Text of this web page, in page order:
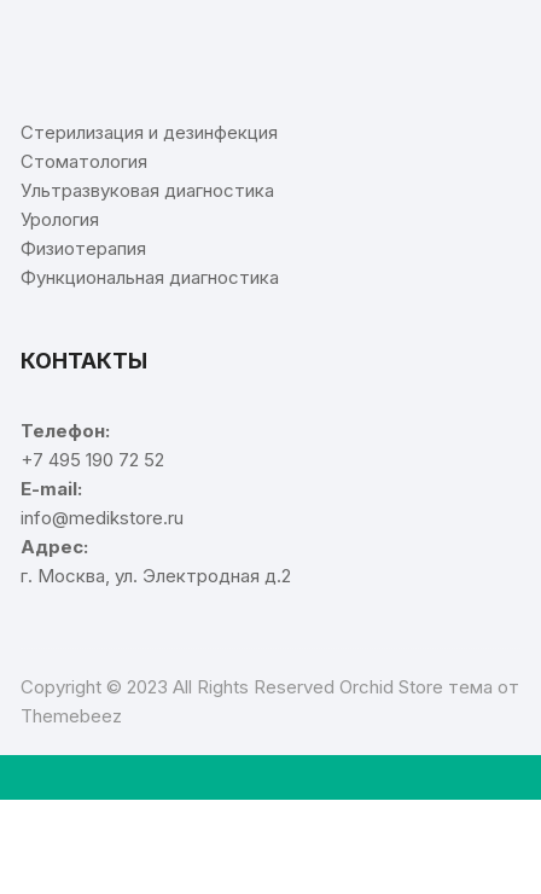
Стерилизация и дезинфекция
Стоматология
Ультразвуковая диагностика
Урология
Физиотерапия
Функциональная диагностика
КОНТАКТЫ
Телефон:
+7 495 190 72 52
E-mail:
info@medikstore.ru
Адрес:
г. Москва, ул. Электродная д.2
Copyright © 2023 All Rights Reserved Orchid Store тема от
Themebeez